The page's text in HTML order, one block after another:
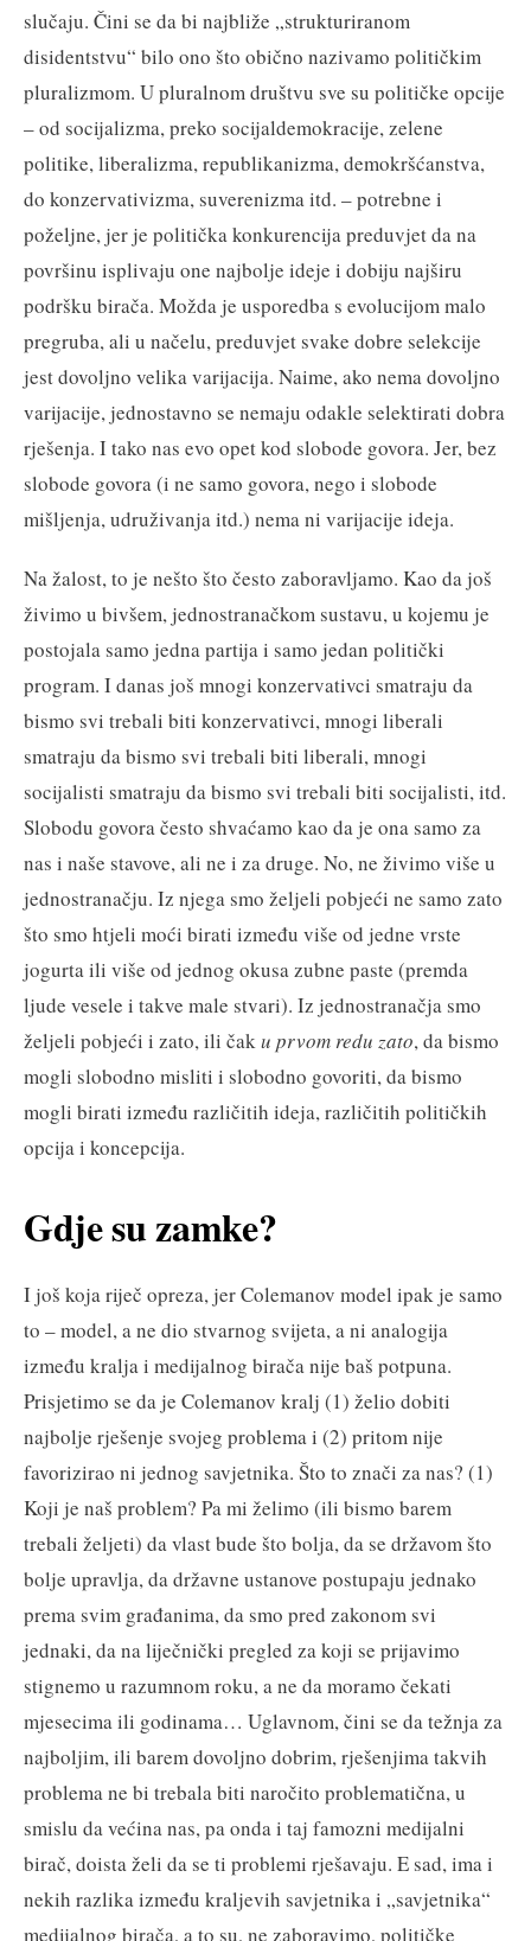
slučaju. Čini se da bi najbliže „strukturiranom
disidentstvu“ bilo ono što obično nazivamo političkim
pluralizmom. U pluralnom društvu sve su političke opcije
– od socijalizma, preko socijaldemokracije, zelene
politike, liberalizma, republikanizma, demokršćanstva,
do konzervativizma, suverenizma itd. – potrebne i
poželjne, jer je politička konkurencija preduvjet da na
površinu isplivaju one najbolje ideje i dobiju najširu
podršku birača. Možda je usporedba s evolucijom malo
pregruba, ali u načelu, preduvjet svake dobre selekcije
jest dovoljno velika varijacija. Naime, ako nema dovoljno
varijacije, jednostavno se nemaju odakle selektirati dobra
rješenja. I tako nas evo opet kod slobode govora. Jer, bez
slobode govora (i ne samo govora, nego i slobode
mišljenja, udruživanja itd.) nema ni varijacije ideja.
Na žalost, to je nešto što često zaboravljamo. Kao da još
živimo u bivšem, jednostranačkom sustavu, u kojemu je
postojala samo jedna partija i samo jedan politički
program. I danas još mnogi konzervativci smatraju da
bismo svi trebali biti konzervativci, mnogi liberali
smatraju da bismo svi trebali biti liberali, mnogi
socijalisti smatraju da bismo svi trebali biti socijalisti, itd.
Slobodu govora često shvaćamo kao da je ona samo za
nas i naše stavove, ali ne i za druge. No, ne živimo više u
jednostranačju. Iz njega smo željeli pobjeći ne samo zato
što smo htjeli moći birati između više od jedne vrste
jogurta ili više od jednog okusa zubne paste (premda
ljude vesele i takve male stvari). Iz jednostranačja smo
željeli pobjeći i zato, ili čaku prvom redu zato, da bismo
mogli slobodno misliti i slobodno govoriti, da bismo
mogli birati između različitih ideja, različitih političkih
opcija i koncepcija.
Gdje su zamke?
I još koja riječ opreza, jer Colemanov model ipak je samo
to – model, a ne dio stvarnog svijeta, a ni analogija
između kralja i medijalnog birača nije baš potpuna.
Prisjetimo se da je Colemanov kralj (1) želio dobiti
najbolje rješenje svojeg problema i (2) pritom nije
favorizirao ni jednog savjetnika. Što to znači za nas? (1)
Koji je naš problem? Pa mi želimo (ili bismo barem
trebali željeti) da vlast bude što bolja, da se državom što
bolje upravlja, da državne ustanove postupaju jednako
prema svim građanima, da smo pred zakonom svi
jednaki, da na liječnički pregled za koji se prijavimo
stignemo u razumnom roku, a ne da moramo čekati
mjesecima ili godinama… Uglavnom, čini se da težnja za
najboljim, ili barem dovoljno dobrim, rješenjima takvih
problema ne bi trebala biti naročito problematična, u
smislu da većina nas, pa onda i taj famozni medijalni
birač, doista želi da se ti problemi rješavaju. E sad, ima i
nekih razlika između kraljevih savjetnika i „savjetnika“
medijalnog birača, a to su, ne zaboravimo, političke